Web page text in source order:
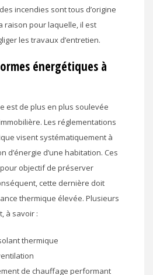
incendies sont tous d’origine
raison pour laquelle, il est
les travaux d’entretien.
énergétiques à
est de plus en plus soulevée
Les réglementations
visent systématiquement à
d’énergie d’une habitation. Ces
objectif de préserver
cette dernière doit
thermique élevée. Plusieurs
à savoir :
thermique
de chauffage performant